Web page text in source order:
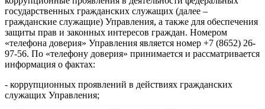
государственных гражданских служащих (далее –
гражданские служащие) Управления, а также для обеспечения
защиты прав и законных интересов граждан. Номером
«телефона доверия» Управления является номер +7 (8652) 26-
97-56. По «телефону доверия» принимается и рассматривается
информация о фактах:
- коррупционных проявлений в действиях гражданских
служащих Управления;